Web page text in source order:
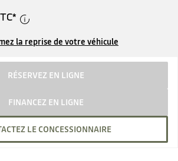
*
la reprise de votre véhicule
RÉSERVEZ EN LIGNE
FINANCEZ EN LIGNE
LE CONCESSIONNAIRE